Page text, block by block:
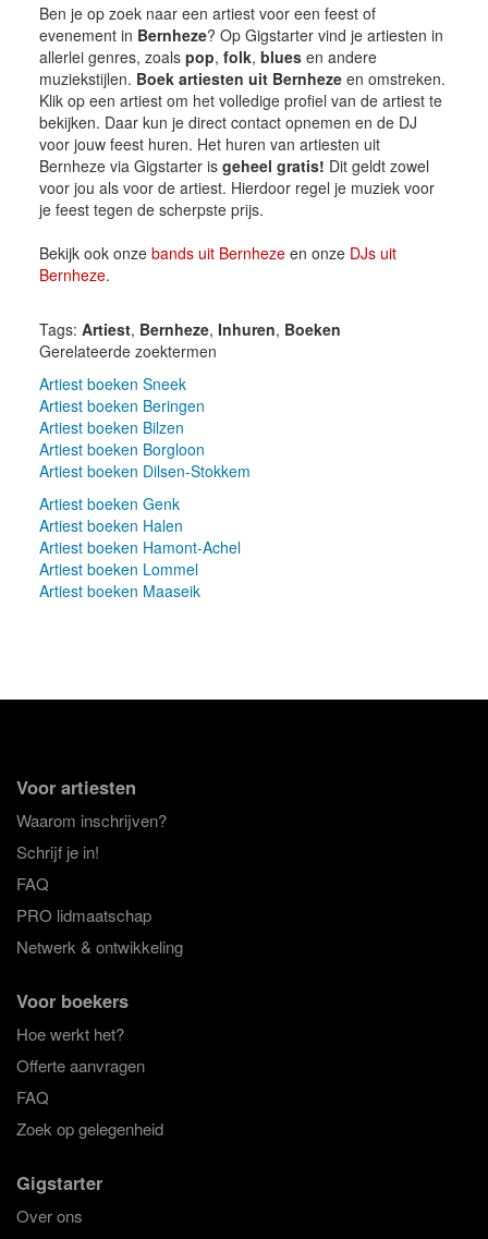
Ben je op zoek naar een artiest voor een feest of
evenement in Bernheze? Op Gigstarter vind je artiesten in
allerlei genres, zoals pop, folk, bluesen andere
muziekstijlen. Boek artiesten uit Bernhezeen omstreken.
Klik op een artiest om het volledige profiel van de artiest te
bekijken. Daar kun je direct contact opnemen en de DJ
voor jouw feest huren. Het huren van artiesten uit
Bernheze via Gigstarter is geheel gratis! Dit geldt zowel
voor jou als voor de artiest. Hierdoor regel je muziek voor
je feest tegen de scherpste prijs.
Bekijk ook onze bands uit Bernhezeen onze DJs uit
Bernheze.
Tags: Artiest, Bernheze, Inhuren, Boeken
Gerelateerde zoektermen
Artiest boeken Sneek
Artiest boeken Beringen
Artiest boeken Bilzen
Artiest boeken Borgloon
Artiest boeken Dilsen-Stokkem
Artiest boeken Genk
Artiest boeken Halen
Artiest boeken Hamont-Achel
Artiest boeken Lommel
Artiest boeken Maaseik
Voor artiesten
Waarom inschrijven?
Schrijf je in!
FAQ
PRO lidmaatschap
Netwerk & ontwikkeling
Voor boekers
Hoe werkt het?
Offerte aanvragen
FAQ
Zoek op gelegenheid
Gigstarter
Over ons